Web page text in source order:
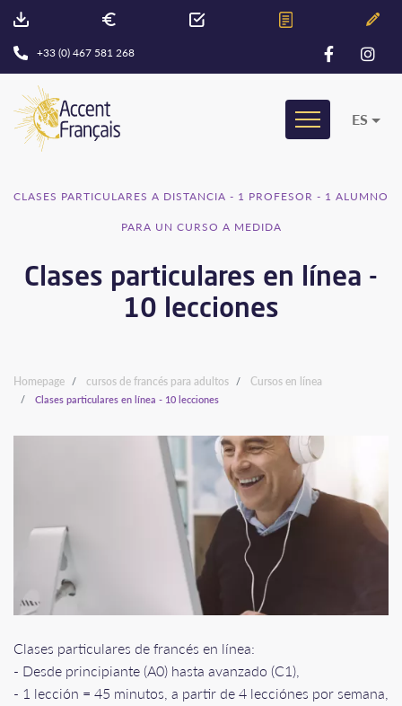
+33 (0) 467 581 268
ES
CLASES PARTICULARES A DISTANCIA - 1 PROFESOR - 1 ALUMNO
PARA UN CURSO A MEDIDA
Clases particulares en línea -
10 lecciones
Homepage cursos de francés para adultos Cursos en línea
Clases particulares en línea - 10 lecciones
Clases particulares de francés en línea:
- Desde principiante (A0) hasta avanzado (C1),
- 1 lección = 45 minutos, a partir de 4 lecciónes por semana,